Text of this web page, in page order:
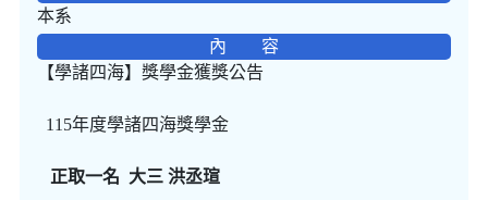
本系
內 容
【學諸四海】獎學金獲獎公告
115年度學諸四海獎學金
正取一名 大三 洪丞瑄